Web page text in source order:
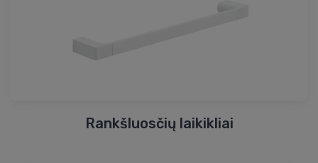
Rankšluosčių laikikliai